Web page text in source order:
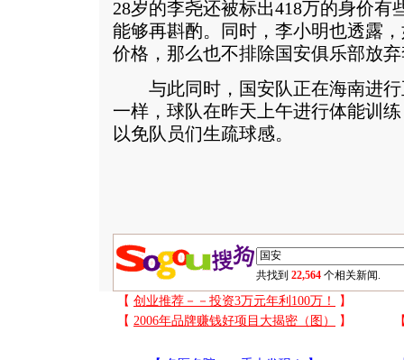
28岁的李尧还被标出418万的身价有
能够再斟酌。同时，李小明也透露
价格，那么也不排除国安俱乐部放
与此同时，国安队正在海南进行
一样，球队在昨天上午进行体能训
以免队员们生疏球感。
共找到 22,564 个相关新闻.